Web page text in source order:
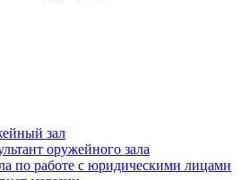
зал
оружейного зала
по работе с юридическими лицами